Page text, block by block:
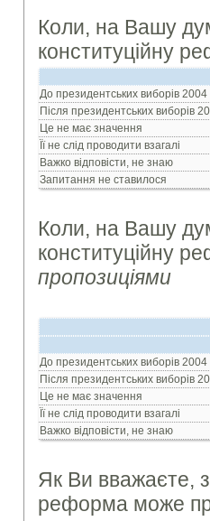
Коли, на Вашу
конституційну
До президентських виборів 2004
Після президентських виборів
Це не має значення
Її не слід проводити взагалі
Важко відповісти, не знаю
Запитання не ставилося
Коли, на Вашу
конституційну
пропозиціями
До президентських виборів 2004
Після президентських виборів
Це не має значення
Її не слід проводити взагалі
Важко відповісти, не знаю
Як Ви вважаєте,
реформа може